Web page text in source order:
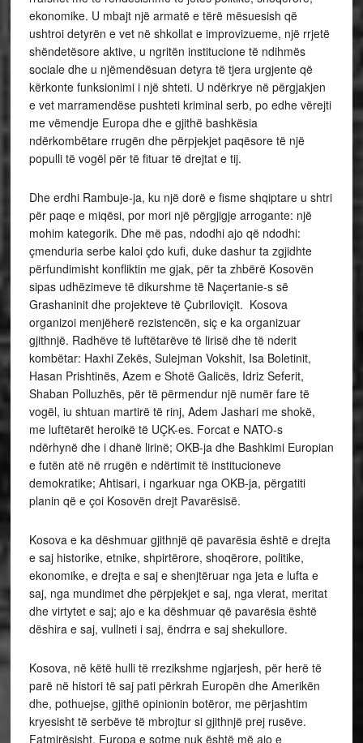
ekonomike. U mbajt një armatë e tërë mësuesish që
ushtroi detyrën e vet në shkollat e improvizueme, një rrjetë
shëndetësore aktive, u ngritën institucione të ndihmës
sociale dhe u njëmendësuan detyra të tjera urgjente që
kërkonte funksionimi i një shteti. U ndërkrye në përgjakjen
e vet marramendëse pushteti kriminal serb, po edhe vërejti
me vëmendje Europa dhe e gjithë bashkësia
ndërkombëtare rrugën dhe përpjekjet paqësore të një
populli të vogël për të fituar të drejtat e tij.
Dhe erdhi Rambuje-ja, ku një dorë e fisme shqiptare u shtri
për paqe e miqësi, por mori një përgjigje arrogante: një
mohim kategorik. Dhe më pas, ndodhi ajo që ndodhi:
çmenduria serbe kaloi çdo kufi, duke dashur ta zgjidhte
përfundimisht konfliktin me gjak, për ta zhbërë Kosovën
sipas udhëzimeve të dikurshme të Naçertanie-s së
Grashaninit dhe projekteve të Çubriloviçit. Kosova
organizoi menjëherë rezistencën, siç e ka organizuar
gjithnjë. Radhëve të luftëtarëve të lirisë dhe të nderit
kombëtar: Haxhi Zekës, Sulejman Vokshit, Isa Boletinit,
Hasan Prishtinës, Azem e Shotë Galicës, Idriz Seferit,
Shaban Polluzhës, për të përmendur një numër fare të
vogël, iu shtuan martirë të rinj, Adem Jashari me shokë,
me luftëtarët heroikë të UÇK-es. Forcat e NATO-s
ndërhynë dhe i dhanë lirinë; OKB-ja dhe Bashkimi Europian
e futën atë në rrugën e ndërtimit të institucioneve
demokratike; Ahtisari, i ngarkuar nga OKB-ja, përgatiti
planin që e çoi Kosovën drejt Pavarësisë.
Kosova e ka dëshmuar gjithnjë që pavarësia është e drejta
e saj historike, etnike, shpirtërore, shoqërore, politike,
ekonomike, e drejta e saj e shenjtëruar nga jeta e lufta e
saj, nga mundimet dhe përpjekjet e saj, nga vlerat, meritat
dhe virtytet e saj; ajo e ka dëshmuar që pavarësia është
dëshira e saj, vullneti i saj, ëndrra e saj shekullore.
Kosova, në këtë hulli të rrezikshme ngjarjesh, për herë të
parë në histori të saj pati përkrah Europën dhe Amerikën
dhe, pothuejse, gjithë opinionin botëror, me përjashtim
kryesisht të serbëve të mbrojtur si gjithnjë prej rusëve.
Fatmirësisht, Europa e sotme nuk është më ajo e